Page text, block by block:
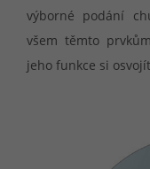
výborné podání
všem těmto
jeho funkce si